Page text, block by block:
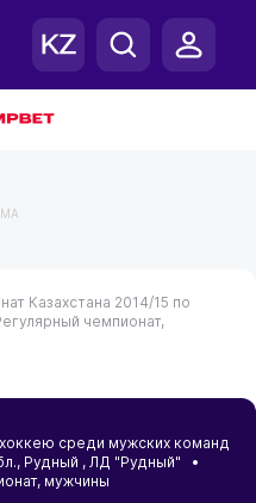
Казахстана 2014/15 по
чемпионат,
среди мужских команд
, Рудный , ЛД "Рудный" •
мужчины